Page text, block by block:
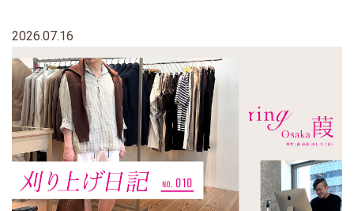
2026.07.16